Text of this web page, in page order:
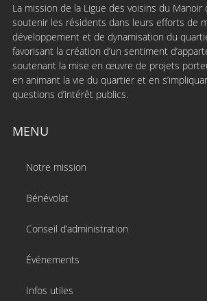
La mission de la Ligue des voisins du
soutenir les résidents dans leurs efforts de
développement et de dynamisation du
favorisant la création d’un sentiment
soutenant la mise en œuvre de projets
en animant la vie du quartier et en
questions d’intérêt publics.
MENU
Notre mission
Bénévolat
Conseil d’administration
Événements
Infos utiles